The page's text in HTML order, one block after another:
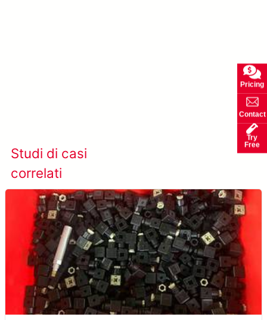
Studi di casi
correlati
Visualizza tutti i casi
Pricing
Contact
Try
Free